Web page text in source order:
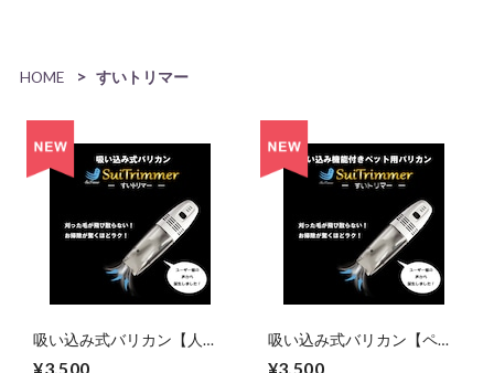
HOME すいトリマー
吸い込み式バリカン【人間
¥3,500
吸い込み式バリカン【ペッ
¥3,500